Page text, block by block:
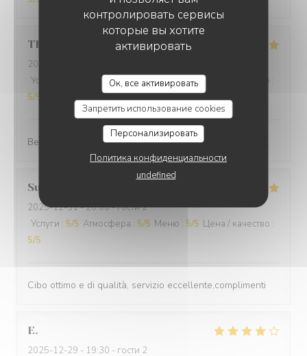
контролировать сервисы
которые вы хотите
активировать
Ок, все активировать
Запретить использование cookies
Персонализировать
Политика конфиденциальности
undefined
Thomas
2025-12-31
Услуги
Атмосфера:5/5 Меню: 5/5 Цена / качество :
5/5
Best cuisine in old Nice.
Suraci
2025-12-31- 20:00 - гости 2
Услуги : 5/5 Атмосфера : 5/5 Меню : 5/5 Цена / качество :
5/5
Cibo ottimo e di qualità, servizio eccellente,complimenti
E
2025-12-29 - 19:30 - гости 2